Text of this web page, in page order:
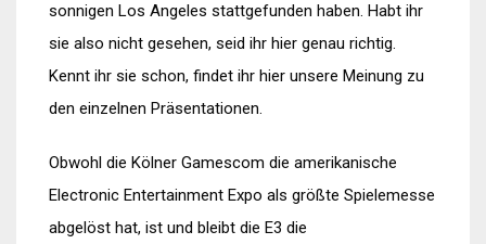
sonnigen Los Angeles stattgefunden haben. Habt ihr
sie also nicht gesehen, seid ihr hier genau richtig.
Kennt ihr sie schon, findet ihr hier unsere Meinung zu
den einzelnen Präsentationen.
Obwohl die Kölner Gamescom die amerikanische
Electronic Entertainment Expo als größte Spielemesse
abgelöst hat, ist und bleibt die E3 die